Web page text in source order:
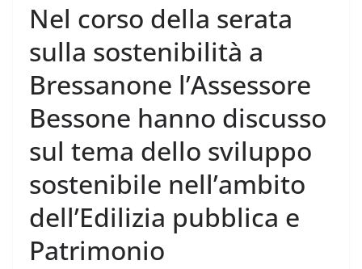
Nel corso della serata
sulla sostenibilità a
Bressanone l’Assessore
Bessone hanno discusso
sul tema dello sviluppo
sostenibile nell’ambito
dell’Edilizia pubblica e
Patrimonio